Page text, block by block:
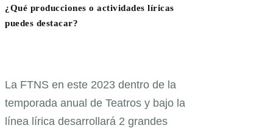
¿Qué producciones o actividades líricas
puedes destacar?
La FTNS en este 2023 dentro de la
temporada anual de Teatros y bajo la
línea lírica desarrollará 2 grandes